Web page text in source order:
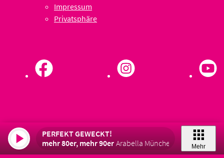
Impressum
Privatsphäre
PERFEKT GEWECKT!
mehr 80er, mehr 90er Arabella München Mehr